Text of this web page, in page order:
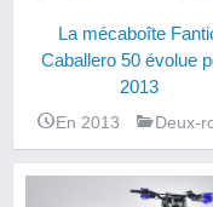
La mécaboîte
Caballero 50 évolue
2013
En 2013 Deux-